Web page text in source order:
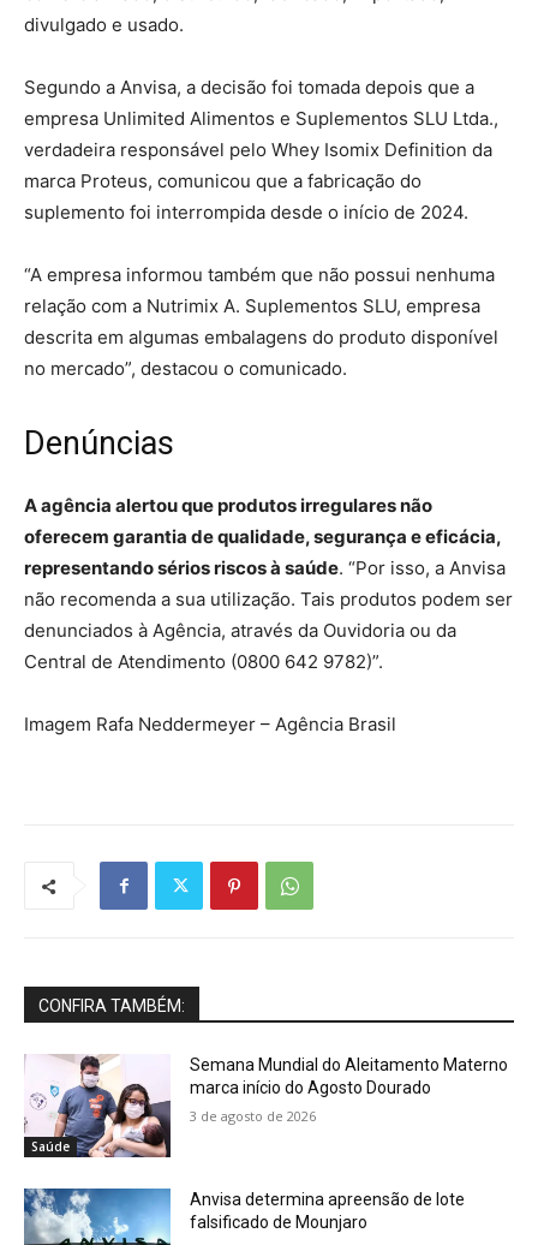
divulgado e usado.
Segundo a Anvisa, a decisão foi tomada depois que a
empresa Unlimited Alimentos e Suplementos SLU Ltda.,
verdadeira responsável pelo Whey Isomix Definition da
marca Proteus, comunicou que a fabricação do
suplemento foi interrompida desde o início de 2024.
“A empresa informou também que não possui nenhuma
relação com a Nutrimix A. Suplementos SLU, empresa
descrita em algumas embalagens do produto disponível
no mercado”, destacou o comunicado.
Denúncias
A agência alertou que produtos irregulares não
oferecem garantia de qualidade, segurança e eficácia,
representando sérios riscos à saúde. “Por isso, a Anvisa
não recomenda a sua utilização. Tais produtos podem ser
denunciados à Agência, através da Ouvidoria ou da
Central de Atendimento (0800 642 9782)”.
Imagem Rafa Neddermeyer – Agência Brasil
CONFIRA TAMBÉM:
Saúde
Semana Mundial do Aleitamento Materno
marca início do Agosto Dourado
3 de agosto de 2026
Anvisa determina apreensão de lote
falsificado de Mounjaro